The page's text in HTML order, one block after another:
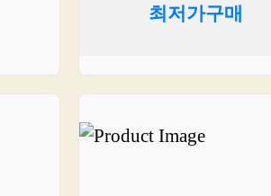
최저가구매